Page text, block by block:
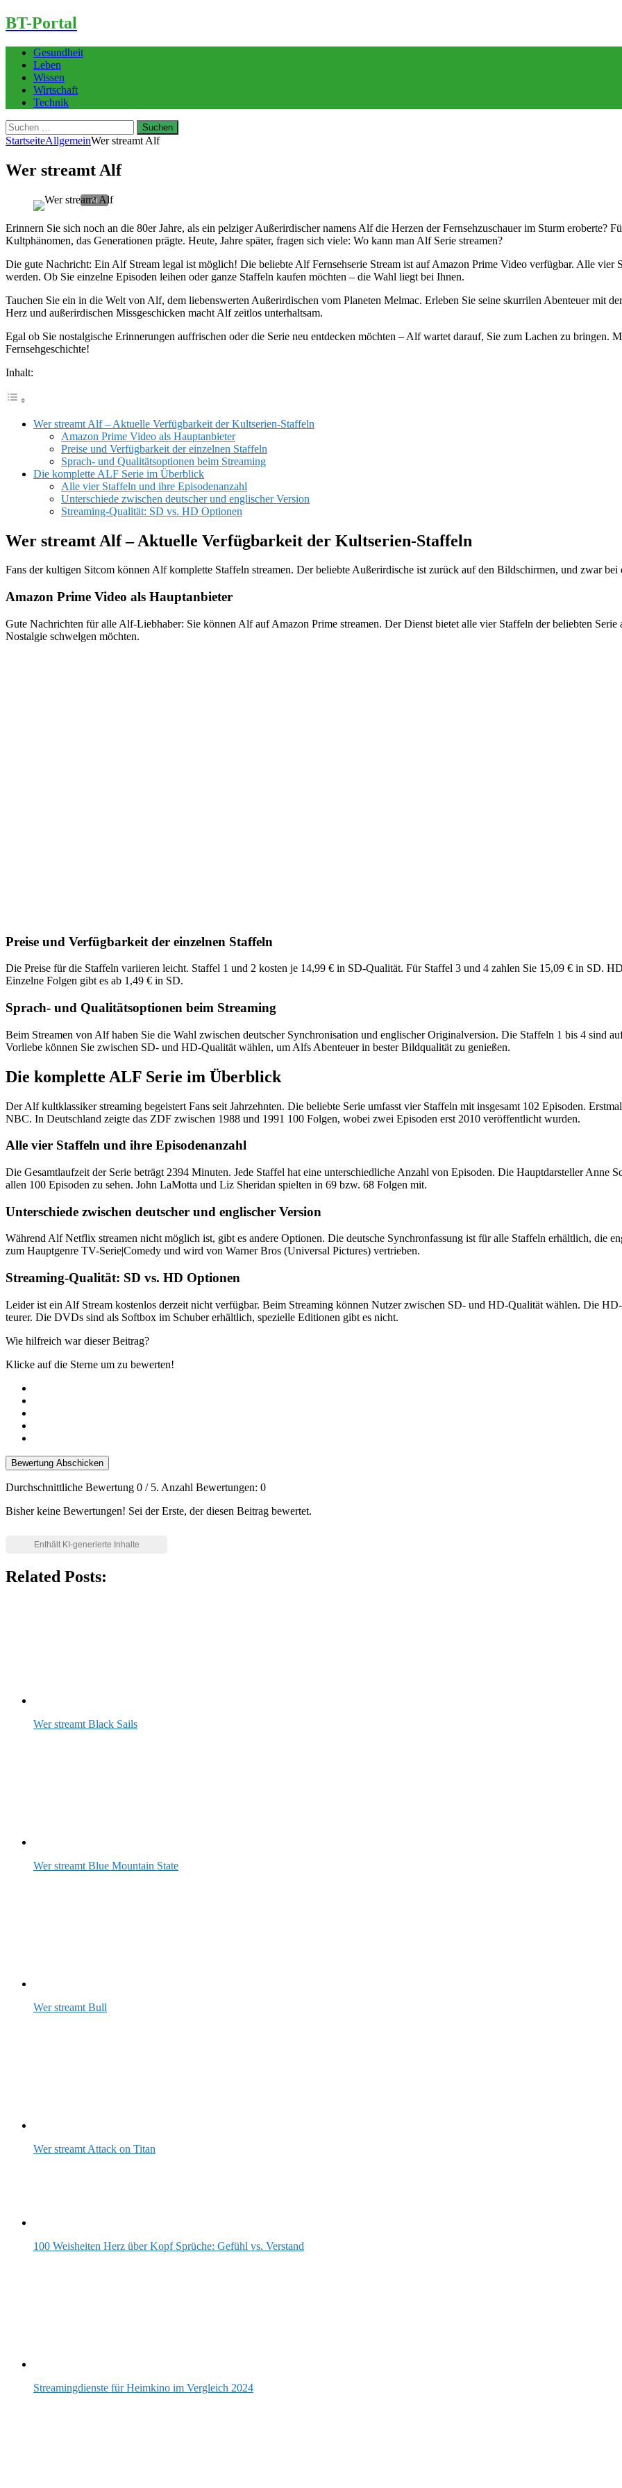
BT-Portal
Gesundheit
Leben
Wissen
Wirtschaft
Technik
Suchen
nach:
StartseiteAllgemeinWer streamt Alf
Wer streamt Alf
Erinnern Sie sich noch an die 80er Jahre, als ein pelziger Außerirdischer namens Alf die Herzen der Fernsehzuschauer im Sturm eroberte?
Kultphänomen, das Generationen prägte. Heute, Jahre später, fragen sich viele: Wo kann man Alf Serie streamen?
Die gute Nachricht: Ein Alf Stream legal ist möglich! Die beliebte Alf Fernsehserie Stream ist auf Amazon Prime Video verfügbar. Alle vier
werden. Ob Sie einzelne Episoden leihen oder ganze Staffeln kaufen möchten – die Wahl liegt bei Ihnen.
Tauchen Sie ein in die Welt von Alf, dem liebenswerten Außerirdischen vom Planeten Melmac. Erleben Sie seine skurrilen Abenteuer mit
Herz und außerirdischen Missgeschicken macht Alf zeitlos unterhaltsam.
Egal ob Sie nostalgische Erinnerungen auffrischen oder die Serie neu entdecken möchten – Alf wartet darauf, Sie zum Lachen zu bringen.
Fernsehgeschichte!
Inhalt:
Wer streamt Alf – Aktuelle Verfügbarkeit der Kultserien-Staffeln
Amazon Prime Video als Hauptanbieter
Preise und Verfügbarkeit der einzelnen Staffeln
Sprach- und Qualitätsoptionen beim Streaming
Die komplette ALF Serie im Überblick
Alle vier Staffeln und ihre Episodenanzahl
Unterschiede zwischen deutscher und englischer Version
Streaming-Qualität: SD vs. HD Optionen
Wer streamt Alf – Aktuelle Verfügbarkeit der Kultserien-Staffeln
Fans der kultigen Sitcom können Alf komplette Staffeln streamen. Der beliebte Außerirdische ist zurück auf den Bildschirmen, und zwar bei
Amazon Prime Video als Hauptanbieter
Gute Nachrichten für alle Alf-Liebhaber: Sie können Alf auf Amazon Prime streamen. Der Dienst bietet alle vier Staffeln der beliebten
Nostalgie schwelgen möchten.
Preise und Verfügbarkeit der einzelnen Staffeln
Die Preise für die Staffeln variieren leicht. Staffel 1 und 2 kosten je 14,99 € in SD-Qualität. Für Staffel 3 und 4 zahlen Sie 15,09 € in SD.
Einzelne Folgen gibt es ab 1,49 € in SD.
Sprach- und Qualitätsoptionen beim Streaming
Beim Streamen von Alf haben Sie die Wahl zwischen deutscher Synchronisation und englischer Originalversion. Die Staffeln 1 bis 4 sind
Vorliebe können Sie zwischen SD- und HD-Qualität wählen, um Alfs Abenteuer in bester Bildqualität zu genießen.
Die komplette ALF Serie im Überblick
Der Alf kultklassiker streaming begeistert Fans seit Jahrzehnten. Die beliebte Serie umfasst vier Staffeln mit insgesamt 102 Episoden.
NBC. In Deutschland zeigte das ZDF zwischen 1988 und 1991 100 Folgen, wobei zwei Episoden erst 2010 veröffentlicht wurden.
Alle vier Staffeln und ihre Episodenanzahl
Die Gesamtlaufzeit der Serie beträgt 2394 Minuten. Jede Staffel hat eine unterschiedliche Anzahl von Episoden. Die Hauptdarsteller Anne
allen 100 Episoden zu sehen. John LaMotta und Liz Sheridan spielten in 69 bzw. 68 Folgen mit.
Unterschiede zwischen deutscher und englischer Version
Während Alf Netflix streamen nicht möglich ist, gibt es andere Optionen. Die deutsche Synchronfassung ist für alle Staffeln erhältlich, die
zum Hauptgenre TV-Serie|Comedy und wird von Warner Bros (Universal Pictures) vertrieben.
Streaming-Qualität: SD vs. HD Optionen
Leider ist ein Alf Stream kostenlos derzeit nicht verfügbar. Beim Streaming können Nutzer zwischen SD- und HD-Qualität wählen. Die
teurer. Die DVDs sind als Softbox im Schuber erhältlich, spezielle Editionen gibt es nicht.
Wie hilfreich war dieser Beitrag?
Klicke auf die Sterne um zu bewerten!
Bewertung Abschicken
Durchschnittliche Bewertung 0 / 5. Anzahl Bewertungen: 0
Bisher keine Bewertungen! Sei der Erste, der diesen Beitrag bewertet.
Related Posts:
Wer streamt Black Sails
Wer streamt Blue Mountain State
Wer streamt Bull
Wer streamt Attack on Titan
100 Weisheiten Herz über Kopf Sprüche: Gefühl vs. Verstand
Streamingdienste für Heimkino im Vergleich 2024